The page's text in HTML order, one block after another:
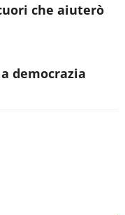
che aiuterò
democrazia